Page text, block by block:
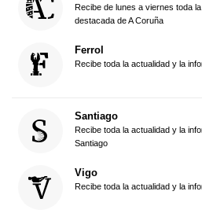
Recibe de lunes a viernes toda
destacada de A Coruña
Ferrol
Recibe toda la actualidad y la
Santiago
Recibe toda la actualidad y la
Santiago
Vigo
Recibe toda la actualidad y la